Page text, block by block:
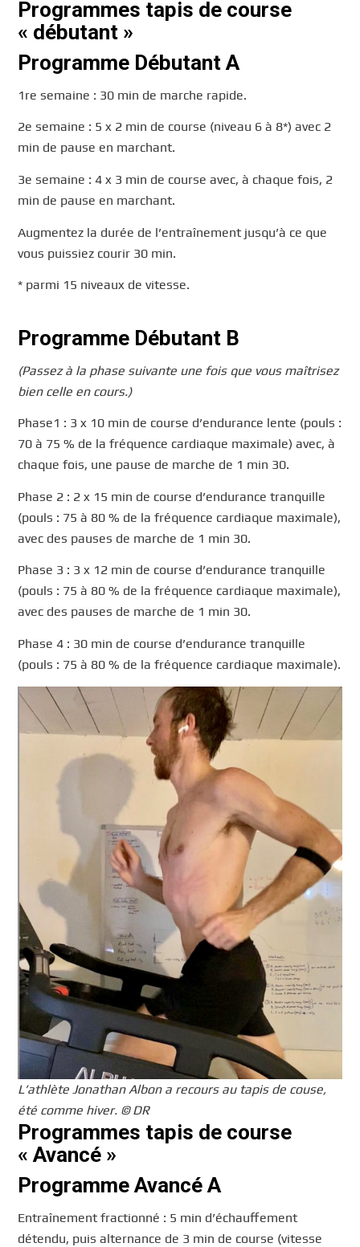
Programmes tapis de course
« débutant »
Programme Débutant A
1re semaine : 30 min de marche rapide.
2e semaine : 5 x 2 min de course (niveau 6 à 8*) avec 2
min de pause en marchant.
3e semaine : 4 x 3 min de course avec, à chaque fois, 2
min de pause en marchant.
Augmentez la durée de l’entraînement jusqu’à ce que
vous puissiez courir 30 min.
* parmi 15 niveaux de vitesse.
Programme Débutant B
(Passez à la phase suivante une fois que vous maîtrisez
bien celle en cours.)
Phase1 : 3 x 10 min de course d’endurance lente (pouls :
70 à 75 % de la fréquence cardiaque maximale) avec, à
chaque fois, une pause de marche de 1 min 30.
Phase 2 : 2 x 15 min de course d’endurance tranquille
(pouls : 75 à 80 % de la fréquence cardiaque maximale),
avec des pauses de marche de 1 min 30.
Phase 3 : 3 x 12 min de course d’endurance tranquille
(pouls : 75 à 80 % de la fréquence cardiaque maximale),
avec des pauses de marche de 1 min 30.
Phase 4 : 30 min de course d’endurance tranquille
(pouls : 75 à 80 % de la fréquence cardiaque maximale).
L’athlète Jonathan Albon a recours au tapis de couse,
été comme hiver. © DR
Programmes tapis de course
« Avancé »
Programme Avancé A
Entraînement fractionné : 5 min d’échauffement
détendu, puis alternance de 3 min de course (vitesse